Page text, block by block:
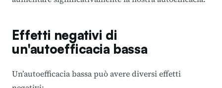
Effetti negativi di
un'autoefficacia bassa
Un’autoefficacia bassa può avere diversi effetti